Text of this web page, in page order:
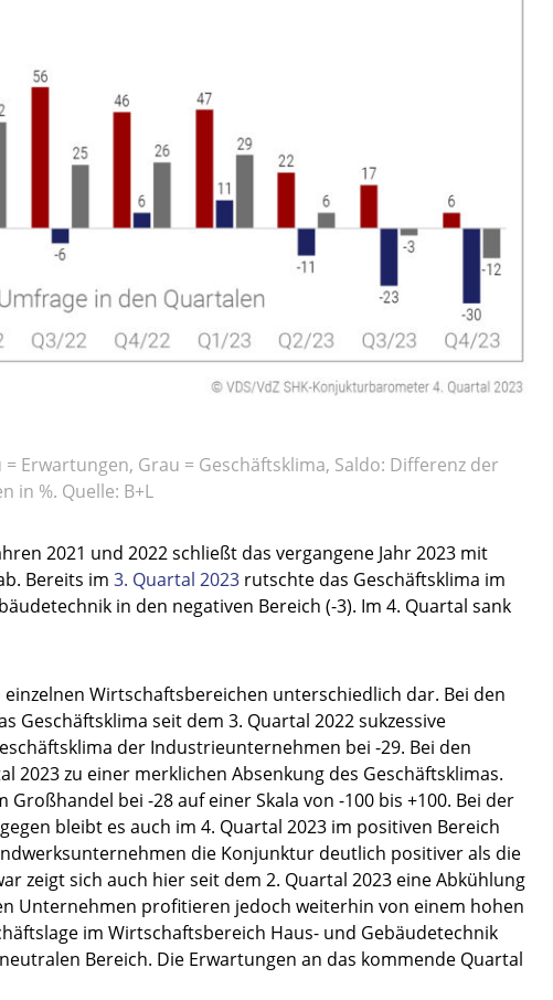
= Erwartungen, Grau = Geschäftsklima, Saldo: Differenz der
in %. Quelle: B+L
2021 und 2022 schließt das vergangene Jahr 2023 mit
Bereits im 3. Quartal 2023 rutschte das Geschäftsklima im
in den negativen Bereich (-3). Im 4. Quartal sank
Wirtschaftsbereichen unterschiedlich dar. Bei den
Geschäftsklima seit dem 3. Quartal 2022 sukzessive
der Industrieunternehmen bei -29. Bei den
2023 zu einer merklichen Absenkung des Geschäftsklimas.
bei -28 auf einer Skala von -100 bis +100. Bei der
bleibt es auch im 4. Quartal 2023 im positiven Bereich
die Konjunktur deutlich positiver als die
zeigt sich auch hier seit dem 2. Quartal 2023 eine Abkühlung
Unternehmen profitieren jedoch weiterhin von einem hohen
im Wirtschaftsbereich Haus- und Gebäudetechnik
Bereich. Die Erwartungen an das kommende Quartal